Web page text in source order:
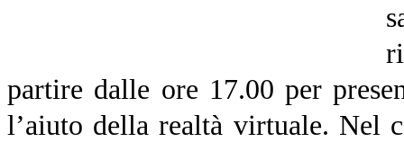
partire dalle ore 17.00 per
l’aiuto della realtà virtuale. Nel